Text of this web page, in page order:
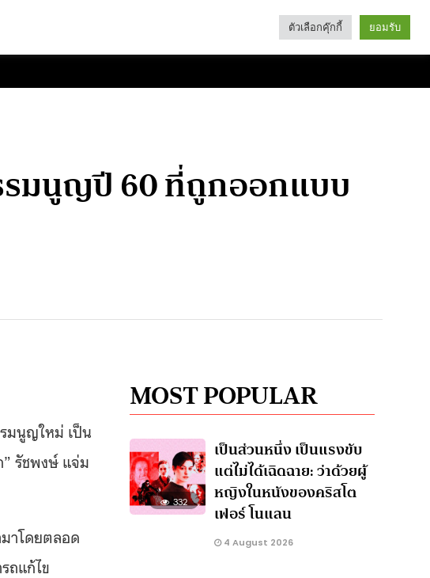
Categories
รมนูญปี 60 ที่ถูกออกแบบ
มนูญใหม่ เป็น
รัชพงษ์ แจ่ม
าโดยตลอด
ถแก้ไข
MOST POPULAR
332
เป็นส่วนหนึ่ง เป็นแรงขับ
แต่ไม่ได้เฉิดฉาย: ว่าด้วยผู้
หญิงในหนังของคริสโต
เฟอร์ โนแลน
4 August 2026
ตัวเลือกคุ๊กกี้ ยอมรับ